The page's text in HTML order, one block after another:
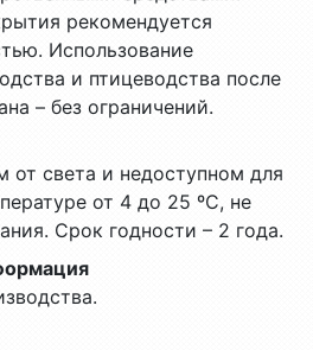
рекомендуется
Использование
и птицеводства после
– без ограничений.
света и недоступном для
от 4 до 25 ºС, не
Срок годности – 2 года.